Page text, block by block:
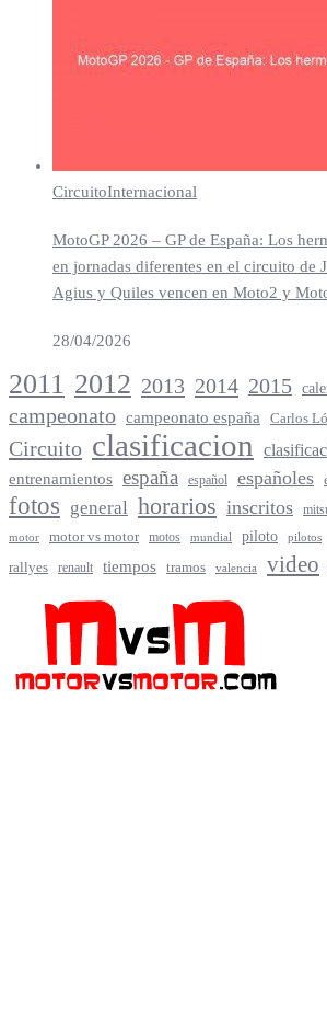
CircuitoInternacional
MotoGP 2026 – GP de España: Los
en jornadas diferentes en el circuito de
Agius y Quiles vencen en Moto2 y
28/04/2026
2011 2012 2013 2014 2015
campeonato campeonato españa Carlos
Circuito clasificacion
entrenamientos españa español españoles
fotos general horarios inscritos
motor motor vs motor motos mundial piloto pilotos
rallyes renault tiempos tramos valencia video